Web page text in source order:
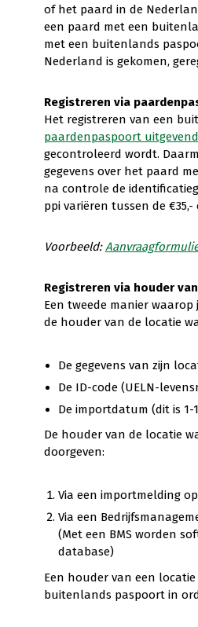
of het paard in de
een paard met een
met een buitenlands
Nederland is gekomen,
Registreren via
Het registreren van een
paardenpaspoort
gecontroleerd wordt.
gegevens over het paard
na controle de
ppi variëren tussen de €35,-
Voorbeeld:
Registreren via houder
Een tweede manier
de houder van de locatie
De gegevens van zijn
De ID-code (UELN-
De importdatum (dit is 1-
De houder van de locatie
doorgeven:
Via een importmelding op
Via een
(Met een BMS worden
database)
Een houder van een
buitenlands paspoort in